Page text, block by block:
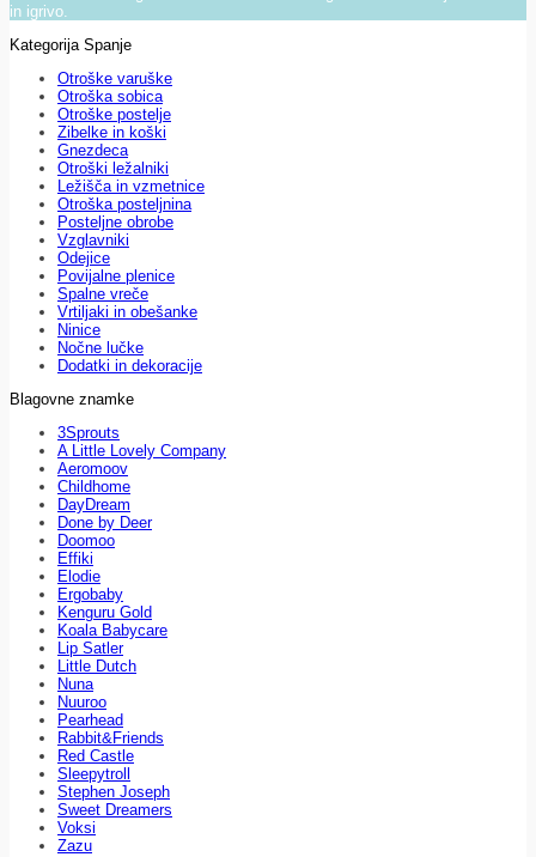
in igrivo.
Kategorija Spanje
Otroške varuške
Otroška sobica
Otroške postelje
Zibelke in koški
Gnezdeca
Otroški ležalniki
Ležišča in vzmetnice
Otroška posteljnina
Posteljne obrobe
Vzglavniki
Odejice
Povijalne plenice
Spalne vreče
Vrtiljaki in obešanke
Ninice
Nočne lučke
Dodatki in dekoracije
Blagovne znamke
3Sprouts
A Little Lovely Company
Aeromoov
Childhome
DayDream
Done by Deer
Doomoo
Effiki
Elodie
Ergobaby
Kenguru Gold
Koala Babycare
Lip Satler
Little Dutch
Nuna
Nuuroo
Pearhead
Rabbit&Friends
Red Castle
Sleepytroll
Stephen Joseph
Sweet Dreamers
Voksi
Zazu